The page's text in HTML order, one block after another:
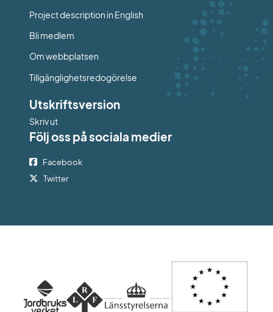
Project description in English
Bli medlem
Om webbplatsen
Tillgänglighetsredogörelse
Utskriftsversion
Skriv ut
Följ oss på sociala medier
Facebook
Twitter